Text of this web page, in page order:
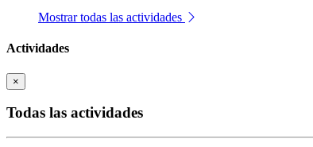
Mostrar todas las actividades
Actividades
×
Todas las actividades